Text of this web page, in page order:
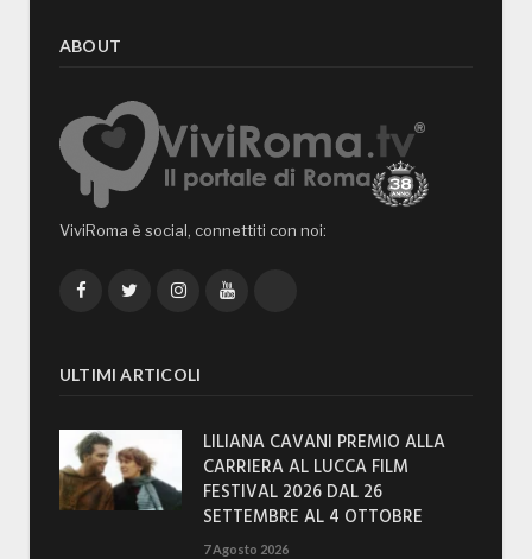
ABOUT
ViviRoma è social, connettiti con noi:
FacebookTwitterInstagramYouTube
ULTIMI ARTICOLI
LILIANA CAVANI PREMIO ALLA
CARRIERA AL LUCCA FILM
FESTIVAL 2026 DAL 26
SETTEMBRE AL 4 OTTOBRE
7 Agosto 2026